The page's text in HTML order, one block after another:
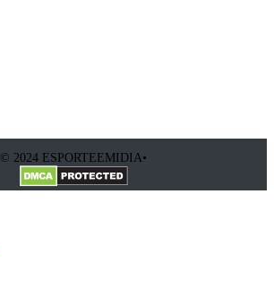
© 2024 ESPORTEEMIDIA•